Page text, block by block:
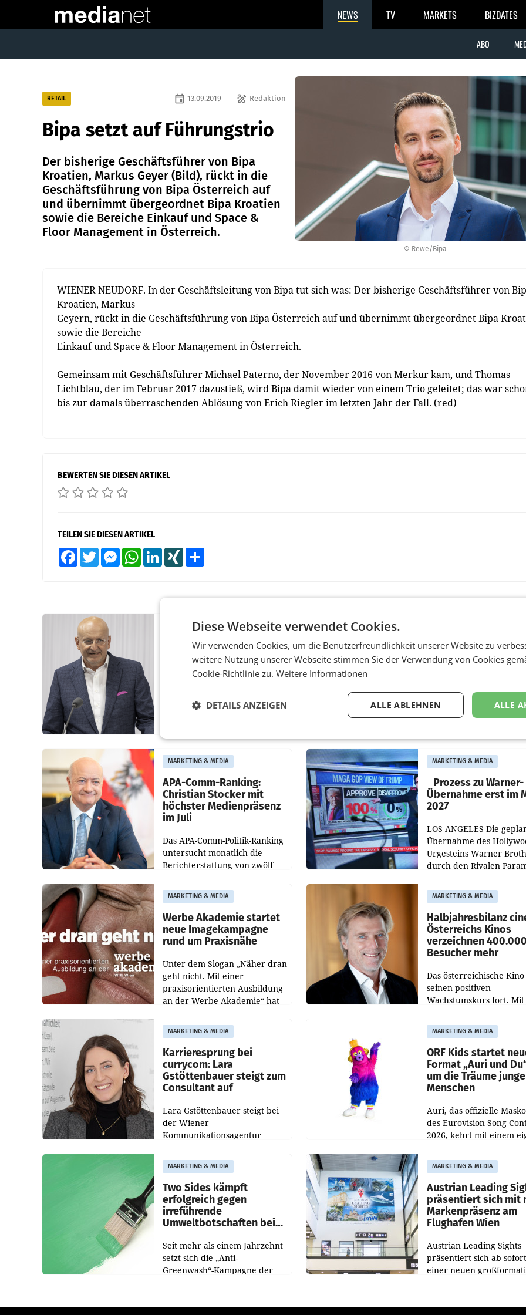
NEWS TV MARKETS BIZDATES
ABO
© Rewe/Bipa
RETAIL draw Redaktion
event 13.09.2019
Bipa setzt auf Führungstrio
Der bisherige Geschäftsführer von Bipa
Kroatien, Markus Geyer (Bild), rückt in die
Geschäftsführung von Bipa Österreich auf
und übernimmt übergeordnet Bipa Kroatien
sowie die Bereiche Einkauf und Space &
Floor Management in Österreich.
WIENER NEUDORF. In der Geschäftsleitung von Bipa tut sich was: Der bisherige Geschäftsführer von
Kroatien, Markus
Geyern, rückt in die Geschäftsführung von Bipa Österreich auf und übernimmt übergeordnet Bipa
sowie die Bereiche
Einkauf und Space & Floor Management in Österreich.
Gemeinsam mit Geschäftsführer Michael Paterno, der November 2016 von Merkur kam, und Thomas
Lichtblau, der im Februar 2017 dazustieß, wird Bipa damit wieder von einem Trio geleitet; das war
bis zur damals überraschenden Ablösung von Erich Riegler im letzten Jahr der Fall. (red)
BEWERTEN SIE DIESEN ARTIKEL
TEILEN SIE DIESEN ARTIKEL
FacebookTwitter MessengerWhatsAppLinkedInXING
PRIMENEWS
ORF III: Peter Schöber
abberufen und beurlaubt
ist wegen Compliance-
bestätigte gegenüber der APA
entsprechende
Medienberichte.
ORF-Kulturmatinee
widmet sich 20
Am Sonntag, dem 9.
2026, begleitet Lillian
durch die ORF-
„Kulturmatinee“. Die
startet mit der
„20 Jahre Grafenegg
MARKETING & MEDIA
APA-Comm-Ranking:
Christian Stocker mit
höchster Medienpräsenz
im Juli
Das APA-Comm-Politik-Ranking
untersucht monatlich die
Berichterstattung von zwölf
Tageszeitungen und analysiert,
welche Politikerinnen und
Politiker Österreichs die
MARKETING & MEDIA
Prozess zu Warner-
Übernahme erst im
2027
LOS ANGELES Die
Übernahme des
Urgesteins Warner
durch den Rivalen
Schwebe bleiben. Eine
Richterin setzte den
MARKETING & MEDIA
Werbe Akademie startet
neue Imagekampagne
rund um Praxisnähe
Unter dem Slogan „Näher dran
geht nicht. Mit einer
praxisorientierten Ausbildung
an der Werbe Akademie“ hat
WIFI Wien eine neue
Imagekampagne gestartet.
MARKETING & MEDIA
Halbjahresbilanz
Österreichs Kinos
verzeichnen 400.000
Besucher mehr
Das österreichische Kino
seinen positiven
Wachstumskurs fort.
und Besucher höheren
Nettoreichweite im ersten
Halbjahr 2026
MARKETING & MEDIA
Karrieresprung bei
currycom: Lara
Gstöttenbauer steigt zum
Consultant auf
Lara Gstöttenbauer steigt bei
der Wiener
Kommunikationsagentur
partners zum Consultant auf.
Die 27-jährige Beraterin
betreut Kundinnen und
Kunden in den Bereichen
MARKETING & MEDIA
ORF Kids startet
Format „Auri und
um die Träume
Menschen
Auri, das offizielle
des Eurovision Song
2026, kehrt mit einem
zurück. In der neuen
„Auri und Du“ bei ORF
steht
MARKETING & MEDIA
Two Sides kämpft
erfolgreich gegen
irreführende
Umweltbotschaften beim
Seit mehr als einem Jahrzehnt
setzt sich die „Anti-
Greenwash“-Kampagne der
bei Papierkommunikation und
MARKETING & MEDIA
Austrian Leading
präsentiert sich mit
Markenpräsenz am
Flughafen Wien
Austrian Leading Sights
präsentiert sich ab
einer neuen
Wien. Die Präsenz
Diese Webseite verwendet Cookies.
Wir verwenden Cookies, um die Benutzerfreundlichkeit unserer Website zu
weitere Nutzung unserer Webseite stimmen Sie der Verwendung von Cookies
Cookie-Richtlinie zu. Weitere Informationen
ALLE
ALLE ABLEHNEN
DETAILS ANZEIGEN